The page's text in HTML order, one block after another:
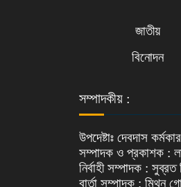
জাতীয়
বিনোদন
সম্পাদকীয় :
উপদেষ্টাঃ দেবদাস কর্মকার
সম্পাদক ও প্রকাশক :
নির্বাহী সম্পাদক : সুব্রত
বার্তা সম্পাদক : মিথুন